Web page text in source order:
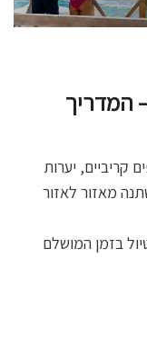
המדריך
קריביים, יערות
מאזור לאזור
בזמן המושלם